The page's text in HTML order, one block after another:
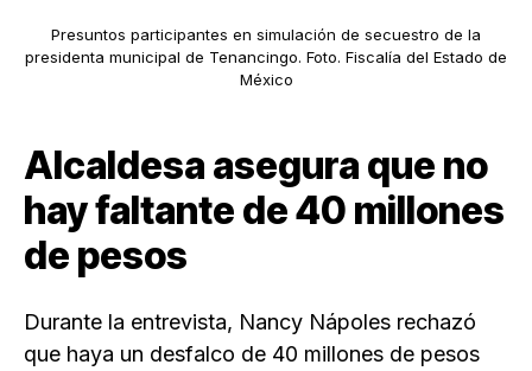
Presuntos participantes en simulación de secuestro de la
presidenta municipal de Tenancingo. Foto. Fiscalía del Estado de
México
Alcaldesa asegura que no
hay faltante de 40 millones
de pesos
Durante la entrevista, Nancy Nápoles rechazó
que haya un desfalco de 40 millones de pesos